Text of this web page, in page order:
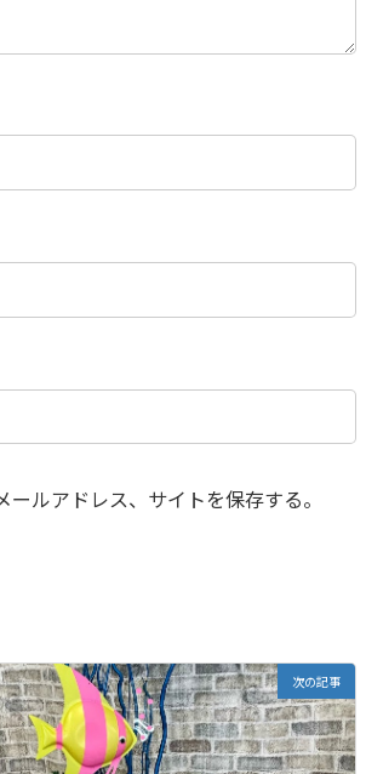
ルアドレス、サイトを保存する。
次の記事